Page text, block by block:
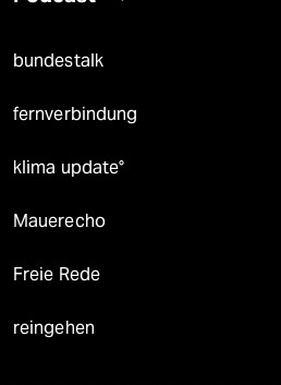
bundestalk
fernverbindung
klima update°
Mauerecho
Freie Rede
reingehen